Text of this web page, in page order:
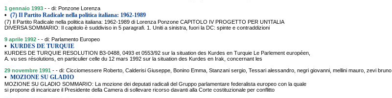
1 gennaio 1993 - - di: Ponzone Lorenza
• (7) Il Partito Radicale nella politica italiana: 1962-1989
(7) Il Partito Radicale nella politica italiana: 1962-1989 di Lorenza Ponzone CAPITOLO IV PROGETTO PER UN'ITALIA
DIVERSA SOMMARIO: Il capitolo è suddiviso in 5 paragrafi. 1. Uniti a sinistra, fuori la DC: spinte e contraddizioni
9 aprile 1992 - - di: Parlamento Europeo
• KURDES DE TURQUIE
KURDES DE TURQUIE RESOLUTION B3-0488, 0493 et 0553/92 sur la situation des Kurdes en Turquie Le Parlement européen,
A. vu ses résolutions, en particulier celle du 12 mars 1992 sur la situation des Kurdes en Irak, concernant les
29 novembre 1991 - - di: Cicciomessere Roberto, Calderisi Giuseppe, Bonino Emma, Stanzani sergio, Tessari alessandro, negri giovanni, mellini mauro, zevi bruno
• MOZIONE SU GLADIO
MOZIONE SU GLADIO SOMMARIO: La mozione dei deputati radicali del Gruppo parlamentare federalista europeo con la quale
si propone di incaricare il Presidente della Camera di sollevare ricorso davanti alla Corte costituzionale per conflitto